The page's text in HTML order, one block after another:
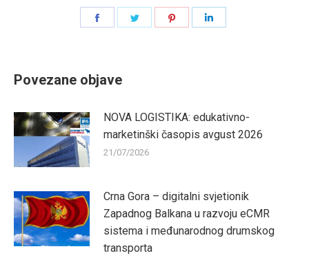
Povezane objave
NOVA LOGISTIKA: edukativno-
marketinški časopis avgust 2026
21/07/2026
Crna Gora – digitalni svjetionik
Zapadnog Balkana u razvoju eCMR
sistema i međunarodnog drumskog
transporta